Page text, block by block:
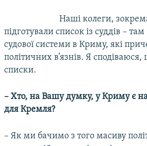
Наші колеги,
підготували список із суддів –
судової системи в Криму, які
політичних в’язнів. Я
списки.
– Хто, на Вашу думку, у Криму є
для Кремля?
– Як ми бачимо з того масиву